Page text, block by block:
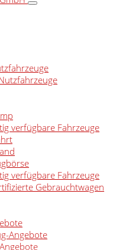
verfügbare Fahrzeuge
verfügbare Fahrzeuge
Gebrauchtwagen
Angebote